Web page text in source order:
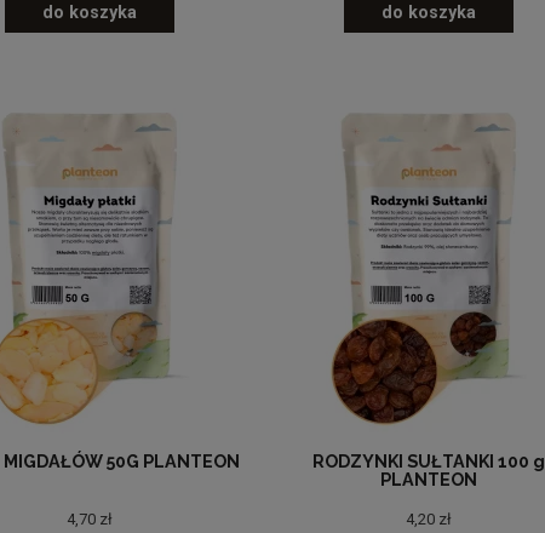
do koszyka do koszyka
50G PLANTEON
4,70 zł
RODZYNKI SUŁTANKI 100 g
PLANTEON
4,20 zł